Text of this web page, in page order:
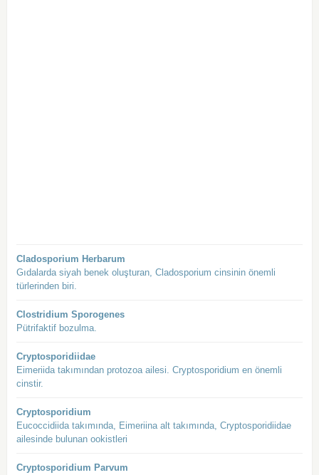
Cladosporium Herbarum
Gıdalarda siyah benek oluşturan, Cladosporium cinsinin önemli
türlerinden biri.
Clostridium Sporogenes
Pütrifaktif bozulma.
Cryptosporidiidae
Eimeriida takımından protozoa ailesi. Cryptosporidium en önemli
cinstir.
Cryptosporidium
Eucoccidiida takımında, Eimeriina alt takımında, Cryptosporidiidae
ailesinde bulunan ookistleri
Cryptosporidium Parvum